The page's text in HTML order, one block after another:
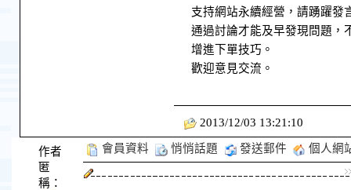
支持網站永續經營，請踴躍發
通過討論才能及早發現問題，
增進下單技巧。
歡迎意見交流。
2013/12/03 13:21:10
作者
匿
稱：
會員資料 悄悄話題 發送郵件 個人網